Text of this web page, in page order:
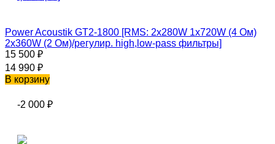
Power Acoustik GT2-1800 [RMS: 2x280W 1x720W (4 Ом)
2x360W (2 Ом)/регулир. high,low-pass фильтры]
15 500 ₽
14 990 ₽
В корзину
-2 000 ₽